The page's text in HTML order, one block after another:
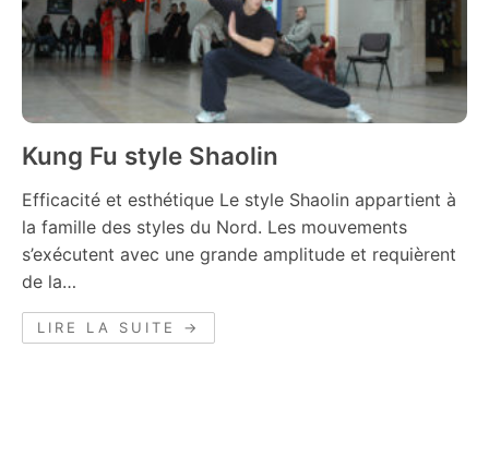
Kung Fu style Shaolin
Efficacité et esthétique Le style Shaolin appartient à
la famille des styles du Nord. Les mouvements
s’exécutent avec une grande amplitude et requièrent
de la…
LIRE LA SUITE →